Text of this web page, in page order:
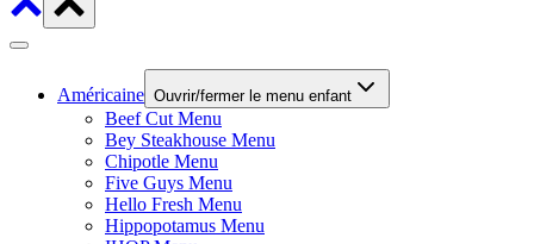
Américaine Ouvrir/fermer le menu enfant
Beef Cut Menu
Bey Steakhouse Menu
Chipotle Menu
Five Guys Menu
Hello Fresh Menu
Hippopotamus Menu